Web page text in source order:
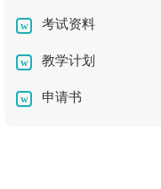
篇
结3篇考试资料
教学计划
申请书